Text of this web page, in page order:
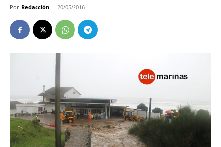
Por Redacción - 20/05/2016